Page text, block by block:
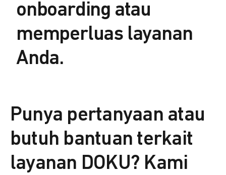
onboarding atau
memperluas layanan
Anda.
Punya pertanyaan atau
butuh bantuan terkait
layanan DOKU? Kami